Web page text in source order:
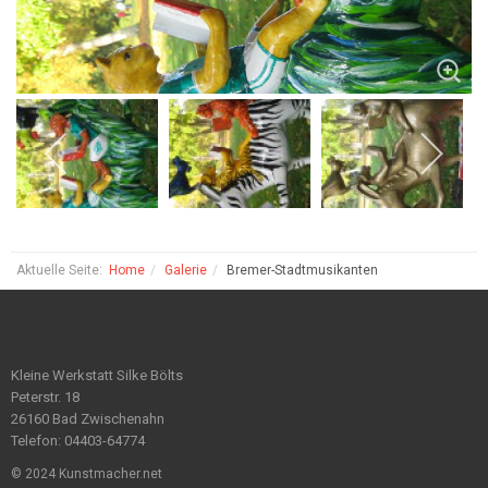
Aktuelle Seite: Home Galerie Bremer-Stadtmusikanten
Kleine Werkstatt Silke Bölts
Peterstr. 18
26160 Bad Zwischenahn
Telefon: 04403-64774
© 2024 Kunstmacher.net